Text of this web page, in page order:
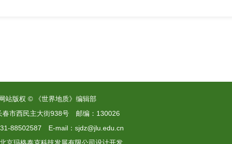
站版权 © 《世界地质》编辑部
春市西民主大街938号 邮编：130026
88502587 E-mail：sjdz@jlu.edu.cn